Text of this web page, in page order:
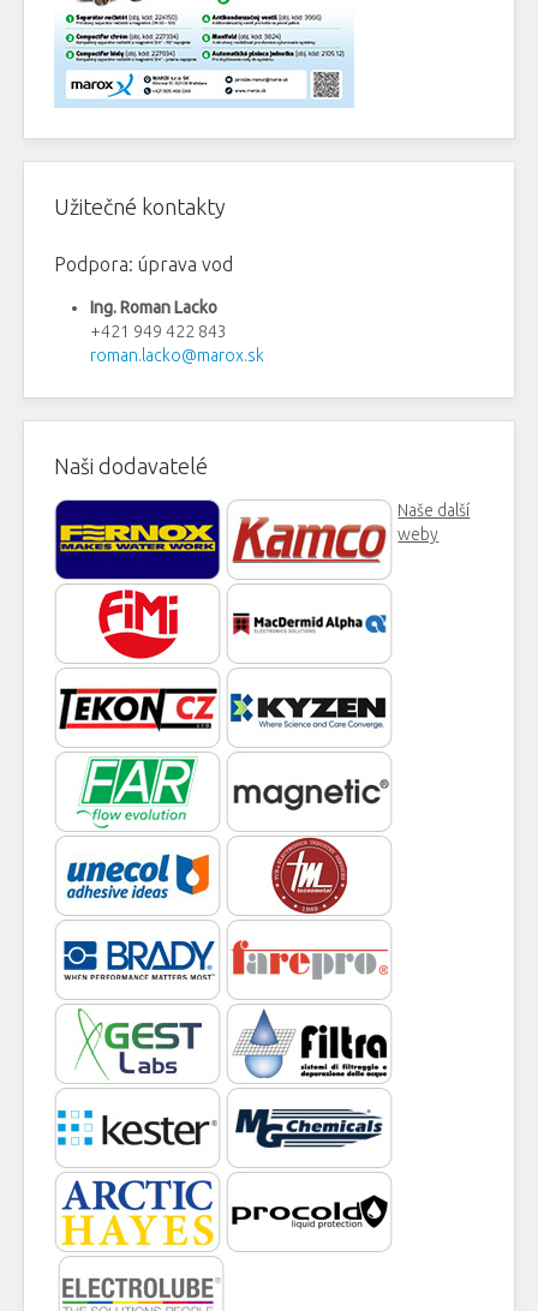
Užitečné kontakty
Podpora: úprava vod
Ing. Roman Lacko
+421 949 422 843
roman.lacko@marox.sk
Naši dodavatelé
Naše další
weby